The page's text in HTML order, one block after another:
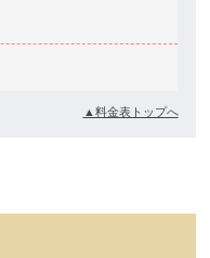
▲料金表トップへ